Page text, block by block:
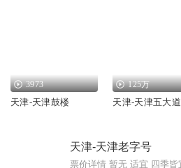
3973
天津-天津鼓楼
125万
天津-天津五大道
天津-天津老字号